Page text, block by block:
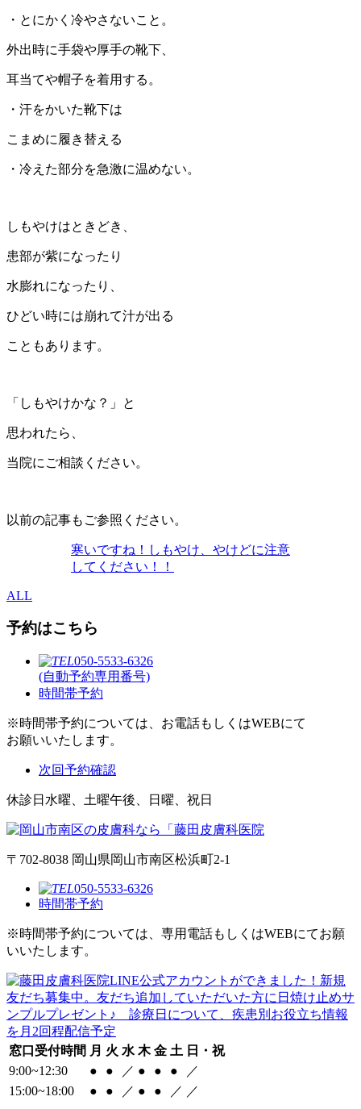
・とにかく冷やさないこと。
外出時に手袋や厚手の靴下、
耳当てや帽子を着用する。
・汗をかいた靴下は
こまめに履き替える
・冷えた部分を急激に温めない。
しもやけはときどき、
患部が紫になったり
水膨れになったり、
ひどい時には崩れて汁が出る
こともあります。
「しもやけかな？」と
思われたら、
当院にご相談ください。
以前の記事もご参照ください。
寒いですね！しもやけ、やけどに注意
してください！！
ALL
予約はこちら
050-5533-6326
(自動予約専用番号)
時間帯予約
※時間帯予約については、お電話もしくはWEBにて
お願いいたします。
次回予約確認
休診日 水曜、土曜午後、日曜、祝日
〒702-8038 岡山県岡山市南区松浜町2-1
050-5533-6326
時間帯予約
※時間帯予約については、専用電話もしくはWEBにてお願
いいたします。
窓口受付時間 月 火 水 木 金 土 日・祝
9:00~12:30
● ● ／ ● ● ●
／
15:00~18:00
● ● ／ ● ● ／ ／